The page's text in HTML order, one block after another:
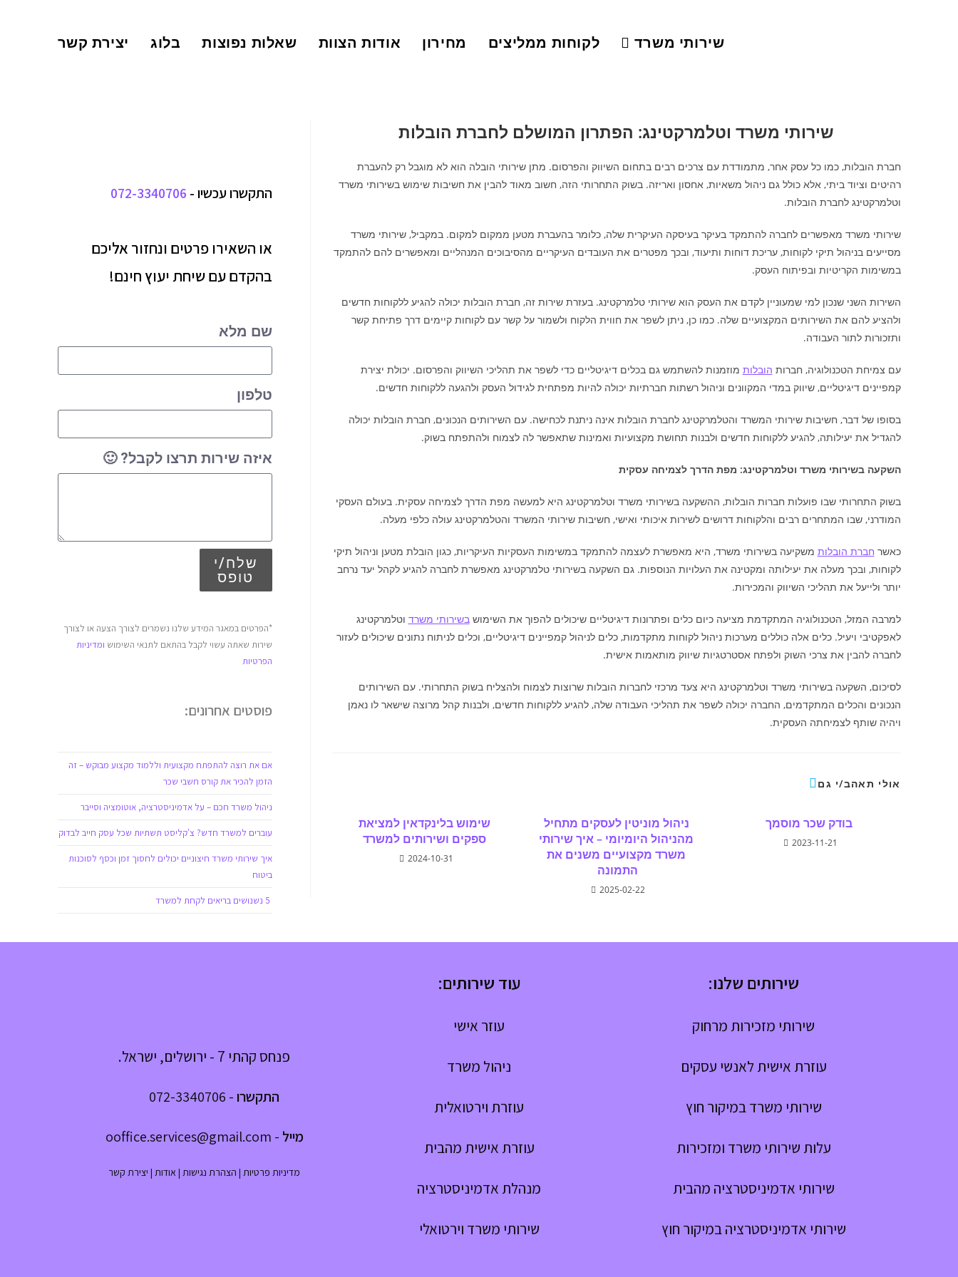
שירותי משרד לקוחות ממליצים מחירון אודות הצוות שאלות נפוצות בלוג יצירת קשר
שירותי משרד וטלמרקטינג: הפתרון המושלם לחברת הובלות
חברת הובלות, כמו כל עסק אחר, מתמודדת עם צרכים רבים בתחום השיווק והפרסום. מתן שירותי הובלה הוא לא מוגבל רק להעברת
רהיטים וציוד ביתי, אלא כולל גם ניהול משאיות, אחסון ואריזה. בשוק התחרותי הזה, חשוב מאוד להבין את חשיבות שימוש בשירותי משרד
וטלמרקטינג לחברת הובלות.
שירותי משרד מאפשרים לחברה להתמקד בעיקר בעיסקה העיקרית שלה, כלומר בהעברת מטען ממקום למקום. במקביל, שירותי משרד
מסייעים בניהול תיקי לקוחות, עריכת דוחות ותיעוד, ובכך מפטרים את העובדים העיקריים מהסיבוכים המנהליים ומאפשרים להם להתמקד
במשימות הקריטיות ובפיתוח העסק.
השירות השני שנכון למי שמעוניין לקדם את העסק הוא שירותי טלמרקטינג. בעזרת שירות זה, חברת הובלות יכולה להגיע ללקוחות חדשים
ולהציע להם את השירותים המקצועיים שלה. כמו כן, ניתן לשפר את חווית הלקוח ולשמור על קשר עם לקוחות קיימים דרך פתיחת קשר
ותזכורות לתור העבודה.
עם צמיחת הטכנולוגיה, חברות הובלות מוזמנות להשתמש גם בכלים דיגיטליים כדי לשפר את תהליכי השיווק והפרסום. יכולת יצירת
קמפיינים דיגיטליים, שיווק במדי המקוונים וניהול רשתות חברתיות יכולה להיות מפתחית לגידול העסק ולהגעה ללקוחות חדשים.
בסופו של דבר, חשיבות שירותי המשרד והטלמרקטינג לחברת הובלות אינה ניתנת לכחישה. עם השירותים הנכונים, חברת הובלות יכולה
להגדיל את יעילותה, להגיע ללקוחות חדשים ולבנות תחושת מקצועיות ואמינות שתאפשר לה לצמוח ולהתפתח בשוק.
השקעה בשירותי משרד וטלמרקטינג: מפת הדרך לצמיחה עסקית
בשוק התחרותי שבו פועלות חברות הובלות, ההשקעה בשירותי משרד וטלמרקטינג היא למעשה מפת הדרך לצמיחה עסקית. בעולם העסקי
המודרני, שבו המתחרים רבים והלקוחות דרושים לשירות איכותי ואישי, חשיבות שירותי המשרד והטלמרקטינג עולה כלפי מעלה.
כאשר חברת הובלות משקיעה בשירותי משרד, היא מאפשרת לעצמה להתמקד במשימות העסקיות העיקריות, כגון הובלת מטען וניהול תיקי
לקוחות, ובכך מעלה את יעילותה ומקטינה את העלויות הנוספות. גם השקעה בשירותי טלמרקטינג מאפשרת לחברה להגיע לקהל יעד נרחב
יותר ולייעל את תהליכי השיווק והמכירות.
למרבה המזל, הטכנולוגיה המתקדמת מציעה כיום כלים ופתרונות דיגיטליים שיכולים להפוך את השימושבשירותי משרד וטלמרקטינג
לאפקטיבי ויעיל. כלים אלה כוללים מערכות ניהול לקוחות מתקדמות, כלים לניהול קמפיינים דיגיטליים, וכלים לניתוח נתונים שיכולים לעזור
לחברה להבין את צרכי השוק ולפתח אסטרטגיות שיווק מותאמות אישית.
לסיכום, השקעה בשירותי משרד וטלמרקטינג היא צעד מרכזי לחברות הובלות שרוצות לצמוח ולהצליח בשוק התחרותי. עם השירותים
הנכונים והכלים המתקדמים, החברה יכולה לשפר את תהליכי העבודה שלה, להגיע ללקוחות חדשים, ולבנות קהל מרוצה שישאר לו נאמן
ויהיה שותף לצמיחתה העסקית.
אולי תאהב/י גם
שימוש בלינקדאין למציאת
ספקים ושירותים למשרד
2024-10-31
ניהול מוניטין לעסקים מתחיל
מהניהול היומיומי – איך שירותי
משרד מקצועיים משנים את
התמונה
2025-02-22
בודק שכר מוסמך
2023-11-21
התקשרו עכשיו - 072-3340706
או השאירו פרטים ונחזור אליכם
בהקדם עם שיחת יעוץ חינם!
שם מלא
טלפון
איזה שירות תרצו לקבל? 🙂
שלח/י
טופס
*הפרטים במאגר המידע שלנו נשמרים לצורך הצעה או לצורך
שירות שאתה עשוי לקבל בהתאם לתנאי השימוש ומדיניות
הפרטיות
פוסטים אחרונים:
אם את רוצה להתפתח מקצועית וללמוד מקצוע מבוקש – זה
הזמן להכיר את קורס חשבי שכר
ניהול משרד חכם – על אדמיניסטרציה, אוטומציה וסייבר
עוברים למשרד חדש? צ'קליסט תשתיות שכל עסק חייב לבדוק
איך שירותי משרד חיצוניים יכולים לחסוך זמן וכסף לסוכנות
ביטוח
שירותים שלנו:
שירותי מזכירות מרחוק
עוזרת אישית לאנשי עסקים
שירותי משרד במיקור חוץ
עלות שירותי משרד ומזכירות
שירותי אדמיניסטרציה מהבית
שירותי אדמיניסטרציה במיקור חוץ
עוד שירותים:
עוזר אישי
ניהול משרד
עוזרת וירטואלית
עוזרת אישית מהבית
מנהלת אדמיניסטרציה
שירותי משרד וירטואלי
פנחס קהתי 7 - ירושלים, ישראל.
התקשרו-
072-3340706
מייל -
ooffice.services@gmail.com
מדיניות פרטיות| הצהרת נגישות| אודות| יצירת קשר